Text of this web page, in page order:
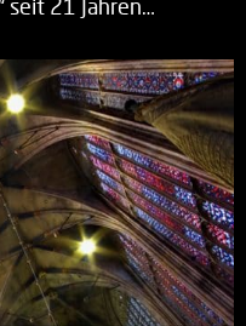
seit 21 Jahren…